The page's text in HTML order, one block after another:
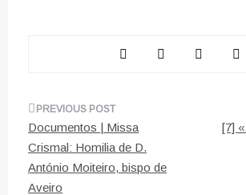
Navegação
de
artigos
Documentos | Missa
Crismal: Homilia de D.
António Moiteiro, bispo de
Aveiro
[7]